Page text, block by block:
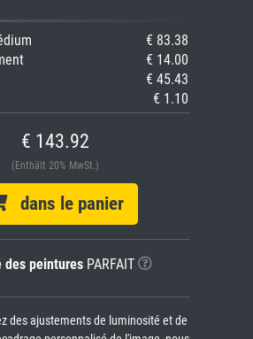
€ 83.38
€ 14.00
€ 45.43
€ 1.10
€ 143.92
(Enthält 20% MwSt.)
dans le panier
des peinturesPARFAIT
des ajustements de luminosité et de